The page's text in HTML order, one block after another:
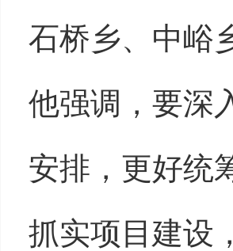
石桥乡、中峪
他强调，要深
安排，更好统
抓实项目建设